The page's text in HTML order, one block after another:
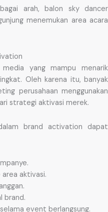
arah, balon sky dancer
menemukan area acara
yang mampu menarik
Oleh karena itu, banyak
perusahaan menggunakan
strategi aktivasi merek.
brand activation dapat
area aktivasi.
brand.
event berlangsung.